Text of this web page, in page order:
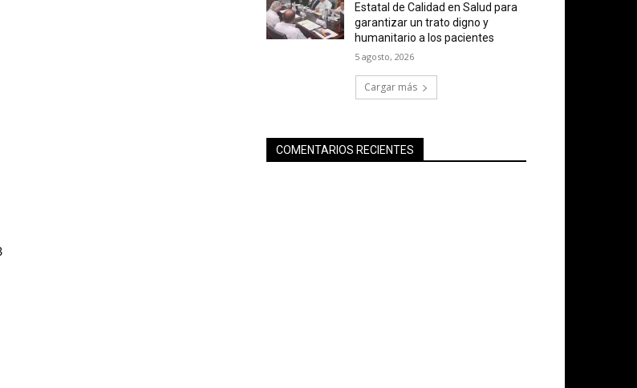
Estatal de Calidad en Salud para
garantizar un trato digno y
humanitario a los pacientes
5 agosto, 2026
Cargar más
COMENTARIOS RECIENTES